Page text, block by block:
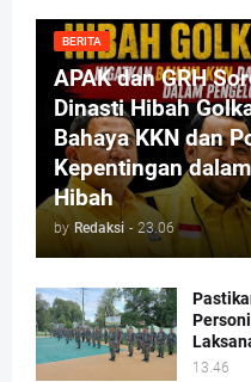
BERITA
APAK dan GRH
Dinasti Hibah
Bahaya KKN dan
Kepentingan
Hibah
by Redaksi - 23.06
13.46